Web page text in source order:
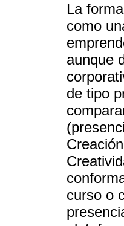
La
como
aunque
de tipo
curso o